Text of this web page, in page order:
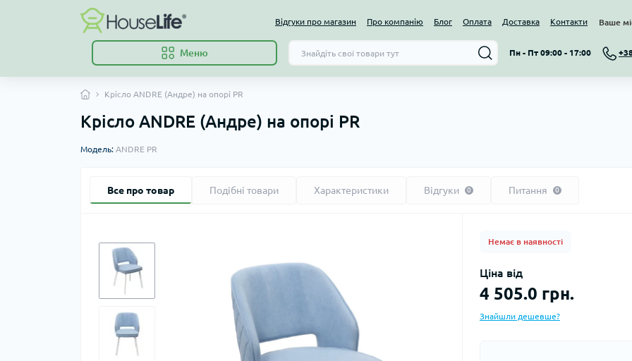
Відгуки про магазин Про компанію Блог Оплата Доставка Контакти Ваше
Меню Пн - Пт 09:00 - 17:00
Крісло ANDRE (Андре) на опорі PR
Крісло ANDRE (Андре) на опорі PR
Модель: ANDRE PR
Все про товар Подібні товари Характеристики Відгуки 0 Питання 0
Немає в наявності
Ціна від
4 505.0 грн.
Знайшли дешевше?